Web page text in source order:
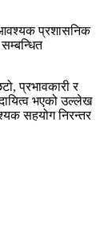
आवश्यक प्रशासनिक
प्रभावकारी र
भएको उल्लेख
सहयोग निरन्तर